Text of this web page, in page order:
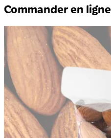
Commander en ligne